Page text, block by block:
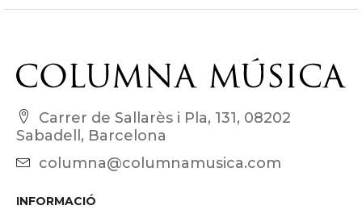
Carrer de Sallarès i Pla, 131, 08202
Sabadell, Barcelona
columna@columnamusica.com
INFORMACIÓ